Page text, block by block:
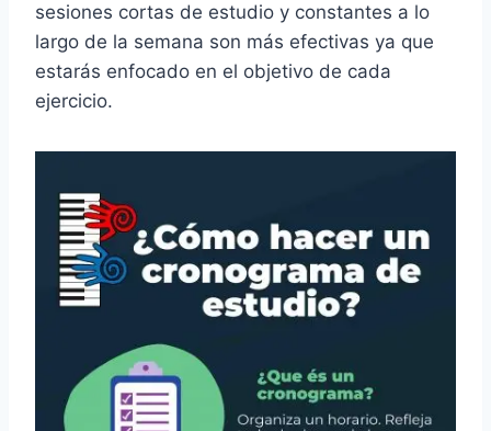
sesiones cortas de estudio y constantes a lo
largo de la semana son más efectivas ya que
estarás enfocado en el objetivo de cada
ejercicio.